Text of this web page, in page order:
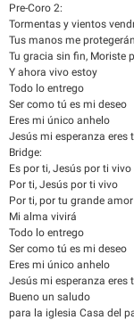
Pre-Coro 2:
Tormentas y vientos
Tus manos me protegerán
Tu gracia sin fin, Moriste
Y ahora vivo estoy
Todo lo entrego
Ser como tú es mi deseo
Eres mi único anhelo
Jesús mi esperanza eres
Bridge:
Es por ti, Jesús por ti vivo
Por ti, Jesús por ti vivo
Por ti, por tu grande amor
Mi alma vivirá
Todo lo entrego
Ser como tú es mi deseo
Eres mi único anhelo
Jesús mi esperanza eres
Bueno un saludo
para la iglesia Casa del